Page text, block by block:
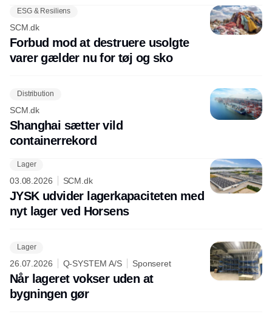
ESG & Resiliens
SCM.dk
Forbud mod at destruere usolgte
varer gælder nu for tøj og sko
Distribution
SCM.dk
Shanghai sætter vild
containerrekord
Lager
03.08.2026 SCM.dk
JYSK udvider lagerkapaciteten med
nyt lager ved Horsens
Lager
26.07.2026 Q-SYSTEM A/S Sponseret
Når lageret vokser uden at
bygningen gør